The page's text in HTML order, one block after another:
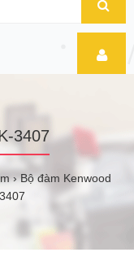
3407
Bộ đàm Kenwood